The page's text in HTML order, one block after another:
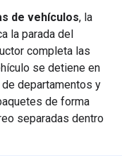
de vehículos, la
la parada del
completa las
se detiene en
de departamentos y
de forma
separadas dentro